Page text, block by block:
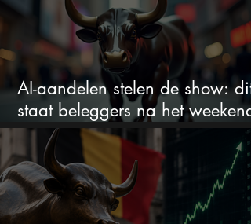
AI-aandelen stelen de show: dit
staat beleggers na het weekend
te wachten